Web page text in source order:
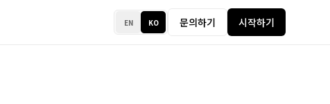
EN KO 문의하기 시작하기